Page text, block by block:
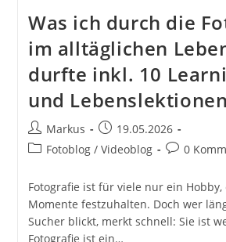
Was ich durch die
im alltäglichen
durfte inkl. 10
und Lebenslektionen
Beitrags-
Autor:
Markus
Beitrag
veröffentlicht:
19.05.2026
Beitrags-
Fotoblog / Videoblog
Beitrags-
0
Fotografie ist für viele nur ein
Momente festzuhalten. Doch wer
Sucher blickt, merkt schnell: Sie ist
Fotografie ist ein…